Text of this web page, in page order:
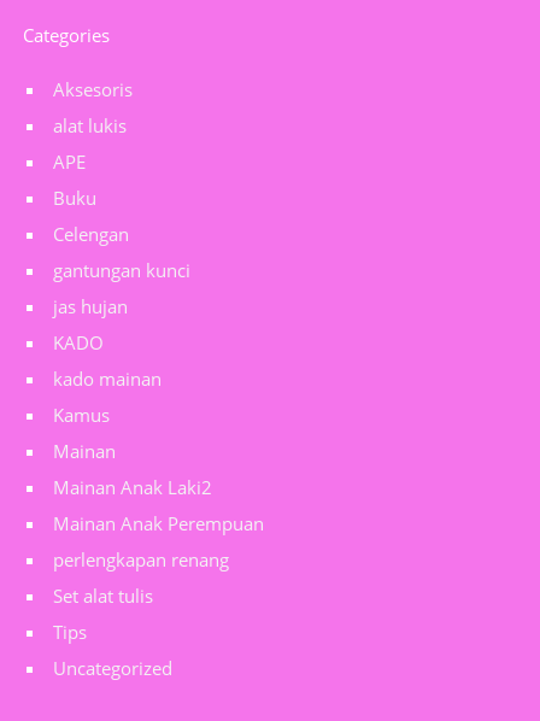
Categories
Aksesoris
alat lukis
APE
Buku
Celengan
gantungan kunci
jas hujan
KADO
kado mainan
Kamus
Mainan
Mainan Anak Laki2
Mainan Anak Perempuan
perlengkapan renang
Set alat tulis
Tips
Uncategorized